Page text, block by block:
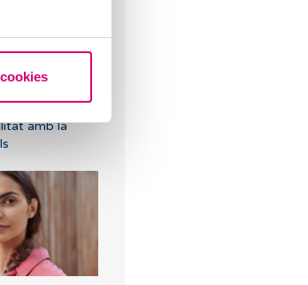
amb la